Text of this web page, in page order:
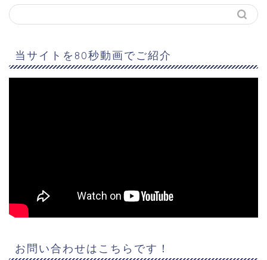
当サイトを80秒動画でご紹介
お問い合わせはこちらです！